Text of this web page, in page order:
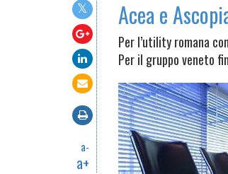
a-
a+
Acea e
Per l’utility romana
Per il gruppo veneto